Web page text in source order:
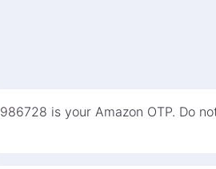
986728 is your Amazon OTP. Do